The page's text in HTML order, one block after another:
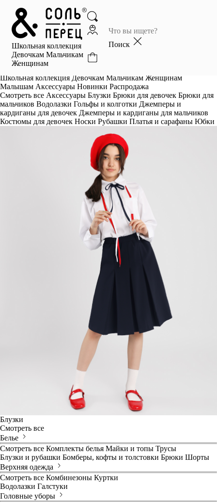
Школьная коллекция
Девочкам Мальчикам
Женщинам
Поиск
Главная
Каталог
Избранное
Школьная коллекция Девочкам Мальчикам Женщинам
Малышам Аксессуары Новинки Распродажа
Смотреть все Аксессуары Блузки Брюки для девочек Брюки для
мальчиков Водолазки Гольфы и колготки Джемперы и
кардиганы для девочек Джемперы и кардиганы для мальчиков
Костюмы для девочек Носки Рубашки Платья и сарафаны Юбки
Блузки
Смотреть все
Белье
Смотреть все Комплекты белья Майки и топы Трусы
Блузки и рубашки Бомберы, кофты и толстовки Брюки Шорты
Верхняя одежда
Смотреть все Комбинезоны Куртки
Водолазки Галстуки
Головные уборы